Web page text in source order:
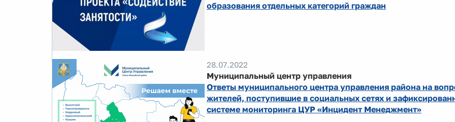
образования отдельных категорий граждан
28.07.2022
Муниципальный центр управления
Ответы муниципального центра управления района на
жителей, поступившие в социальных сетях и
системе мониторинга ЦУР «Инцидент Менеджмент»